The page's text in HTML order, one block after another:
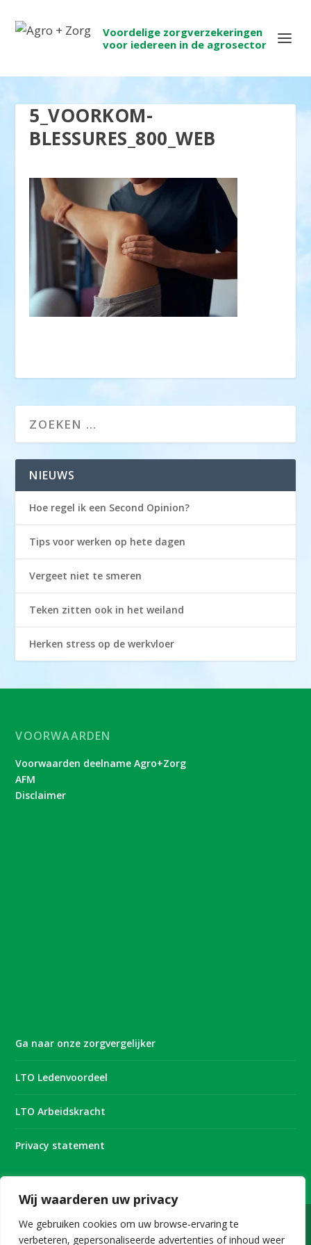
Wij waarderen uw privacy
We gebruiken cookies om uw browse-ervaring te
verbeteren, gepersonaliseerde advertenties of inhoud weer
Voordelige zorgverzekeringen
voor iedereen in de agrosector
5_VOORKOM-
BLESSURES_800_WEB
NIEUWS
Hoe regel ik een Second Opinion?
Tips voor werken op hete dagen
Vergeet niet te smeren
Teken zitten ook in het weiland
Herken stress op de werkvloer
VOORWAARDEN
Voorwaarden deelname Agro+Zorg
AFM
Disclaimer
Ga naar onze zorgvergelijker
LTO Ledenvoordeel
LTO Arbeidskracht
Privacy statement